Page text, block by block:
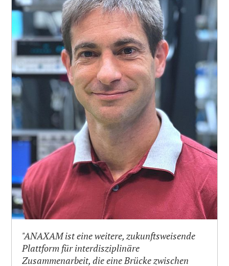
"ANAXAM ist eine weitere, zukunftsweisende
Plattform für interdisziplinäre
Zusammenarbeit, die eine Brücke zwischen